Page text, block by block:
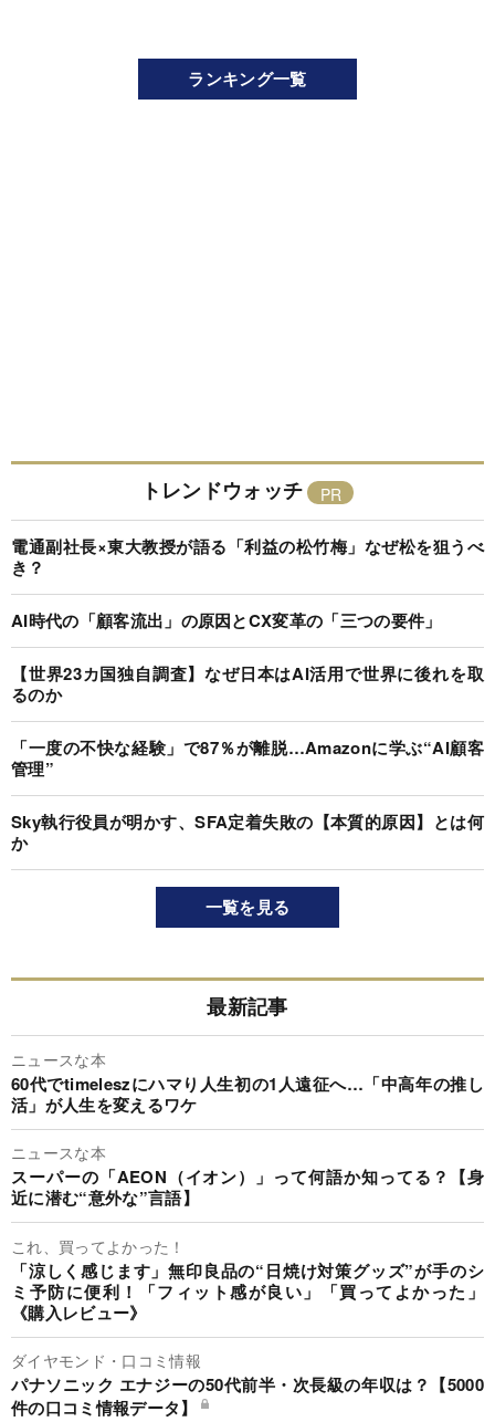
ランキング一覧
トレンドウォッチ
電通副社長×東大教授が語る「利益の松竹梅」なぜ松を狙うべ
き？
AI時代の「顧客流出」の原因とCX変革の「三つの要件」
【世界23カ国独自調査】なぜ日本はAI活用で世界に後れを取
るのか
「一度の不快な経験」で87％が離脱…Amazonに学ぶ“AI顧客
管理”
Sky執行役員が明かす、SFA定着失敗の【本質的原因】とは何
か
一覧を見る
最新記事
ニュースな本
60代でtimeleszにハマり人生初の1人遠征へ…「中高年の推し
活」が人生を変えるワケ
ニュースな本
スーパーの「AEON（イオン）」って何語か知ってる？【身
近に潜む“意外な”言語】
これ、買ってよかった！
「涼しく感じます」無印良品の“日焼け対策グッズ”が手のシ
ミ予防に便利！「フィット感が良い」「買ってよかった」
《購入レビュー》
ダイヤモンド・口コミ情報
パナソニック エナジーの50代前半・次長級の年収は？【5000
件の口コミ情報データ】